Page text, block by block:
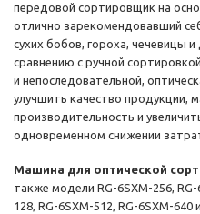
передовой сортировщик на
отлично зарекомендовавший
сухих бобов, гороха, чечевицы
сравнению с ручной
и непоследовательной,
улучшить качество продукции,
производительность и
одновременном снижении
Машина для оптической
также модели RG-6SXM-256, RG-
128, RG-6SXM-512, RG-6SXM-